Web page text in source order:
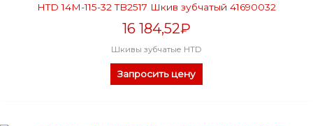
HTD 14M-115-32 TB2517 Шкив зубчатый 41690032
16 184,52₽
Шкивы зубчатые HTD
Запросить цену